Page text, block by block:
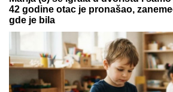
25.000 kupaca već kupuje uz PerSu
više